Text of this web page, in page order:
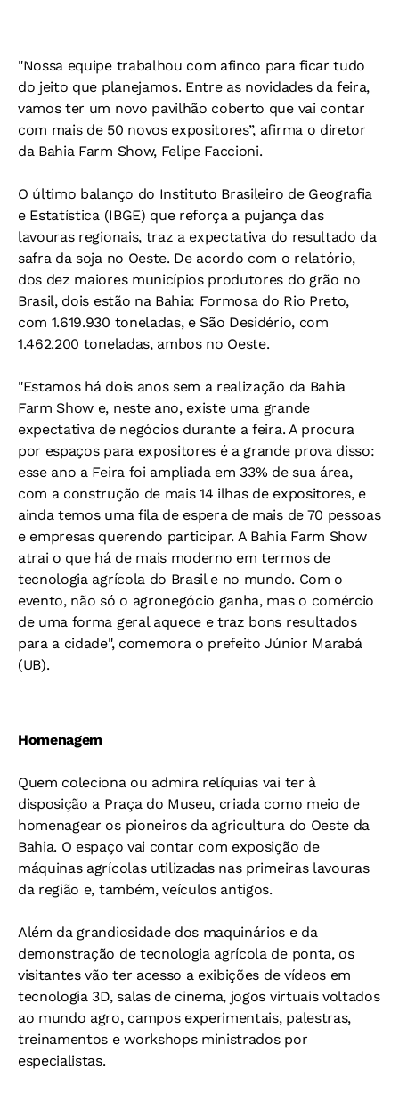
"Nossa equipe trabalhou com afinco para ficar tudo
do jeito que planejamos. Entre as novidades da feira,
vamos ter um novo pavilhão coberto que vai contar
com mais de 50 novos expositores”, afirma o diretor
da Bahia Farm Show, Felipe Faccioni.
O último balanço do Instituto Brasileiro de Geografia
e Estatística (IBGE) que reforça a pujança das
lavouras regionais, traz a expectativa do resultado da
safra da soja no Oeste. De acordo com o relatório,
dos dez maiores municípios produtores do grão no
Brasil, dois estão na Bahia: Formosa do Rio Preto,
com 1.619.930 toneladas, e São Desidério, com
1.462.200 toneladas, ambos no Oeste.
"Estamos há dois anos sem a realização da Bahia
Farm Show e, neste ano, existe uma grande
expectativa de negócios durante a feira. A procura
por espaços para expositores é a grande prova disso:
esse ano a Feira foi ampliada em 33% de sua área,
com a construção de mais 14 ilhas de expositores, e
ainda temos uma fila de espera de mais de 70 pessoas
e empresas querendo participar. A Bahia Farm Show
atrai o que há de mais moderno em termos de
tecnologia agrícola do Brasil e no mundo. Com o
evento, não só o agronegócio ganha, mas o comércio
de uma forma geral aquece e traz bons resultados
para a cidade", comemora o prefeito Júnior Marabá
(UB).
Homenagem
Quem coleciona ou admira relíquias vai ter à
disposição a Praça do Museu, criada como meio de
homenagear os pioneiros da agricultura do Oeste da
Bahia. O espaço vai contar com exposição de
máquinas agrícolas utilizadas nas primeiras lavouras
da região e, também, veículos antigos.
Além da grandiosidade dos maquinários e da
demonstração de tecnologia agrícola de ponta, os
visitantes vão ter acesso a exibições de vídeos em
tecnologia 3D, salas de cinema, jogos virtuais voltados
ao mundo agro, campos experimentais, palestras,
treinamentos e workshops ministrados por
especialistas.